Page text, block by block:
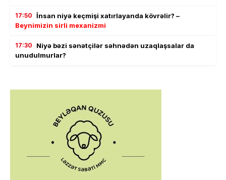
17:50 İnsan niyə keçmişi xatırlayanda kövrəlir? –
Beynimizin sirli mexanizmi
17:30
Niyə bəzi sənətçilər səhnədən uzaqlaşsalar da
unudulmurlar?